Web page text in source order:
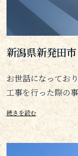
新潟県新発田
お世話になってお
工事を行った際の
続きを読む